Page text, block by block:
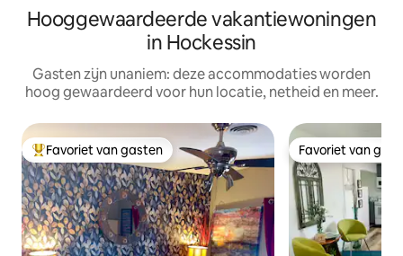
Hooggewaardeerde vakantiewoningen
in Hockessin
Gasten zijn unaniem: deze accommodaties worden
hoog gewaardeerd voor hun locatie, netheid en meer.
Topfavoriet van gasten
Favoriet van gasten Favoriet van
Favoriet van